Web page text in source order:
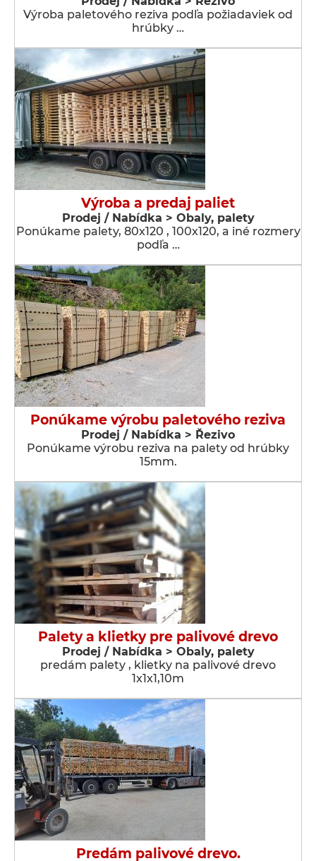
Výroba paletového reziva podľa požiadaviek od
hrúbky …
Výroba a predaj paliet
Prodej / Nabídka > Obaly, palety
Ponúkame palety, 80x120 , 100x120, a iné rozmery
podľa …
Ponúkame výrobu paletového reziva
Prodej / Nabídka > Řezivo
Ponúkame výrobu reziva na palety od hrúbky
15mm.
Palety a klietky pre palivové drevo
Prodej / Nabídka > Obaly, palety
predám palety , klietky na palivové drevo
1x1x1,10m
Predám palivové drevo.